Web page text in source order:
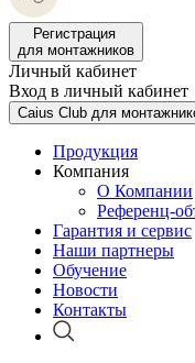
Регистрация
для монтажников
Личный кабинет
Вход в личный кабинет
Caius Club для
Продукция
Компания
О Компании
Референц-
Гарантия и сервис
Наши партнеры
Обучение
Новости
Контакты